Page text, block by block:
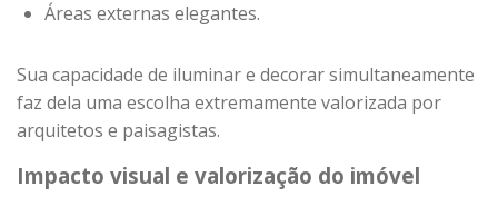
Áreas externas elegantes.
Sua capacidade de iluminar e decorar simultaneamente
faz dela uma escolha extremamente valorizada por
arquitetos e paisagistas.
Impacto visual e valorização do imóvel